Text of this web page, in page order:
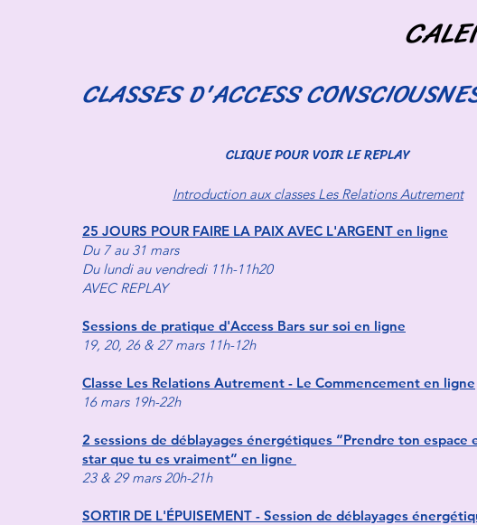
CLASSES D'ACCESS
CLIQUE POUR VOIR LE REPLAY
Introduction aux classes Les Relations Autrement
25 JOURS POUR FAIRE LA PAIX AVEC L'ARGENT en ligne
Du 7 au 31 mars
Du lundi au vendredi 11h-11h20
AVEC REPLAY
Sessions de pratique d'Access Bars sur soi en ligne
19, 20, 26 & 27 mars 11h-12h
Classe Les Relations Autrement - Le Commencement en ligne
16 mars 19h-22h
2 sessions de déblayages énergétiques “Prendre ton espace
star que tu es vraiment” en ligne
23 & 29 mars 20h-21h
SORTIR DE L'ÉPUISEMENT - Session de déblayages